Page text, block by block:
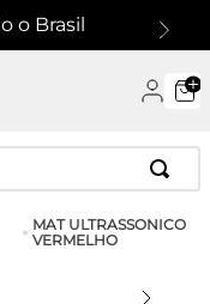
o Brasil
MAT ULTRASSONICO
VERMELHO